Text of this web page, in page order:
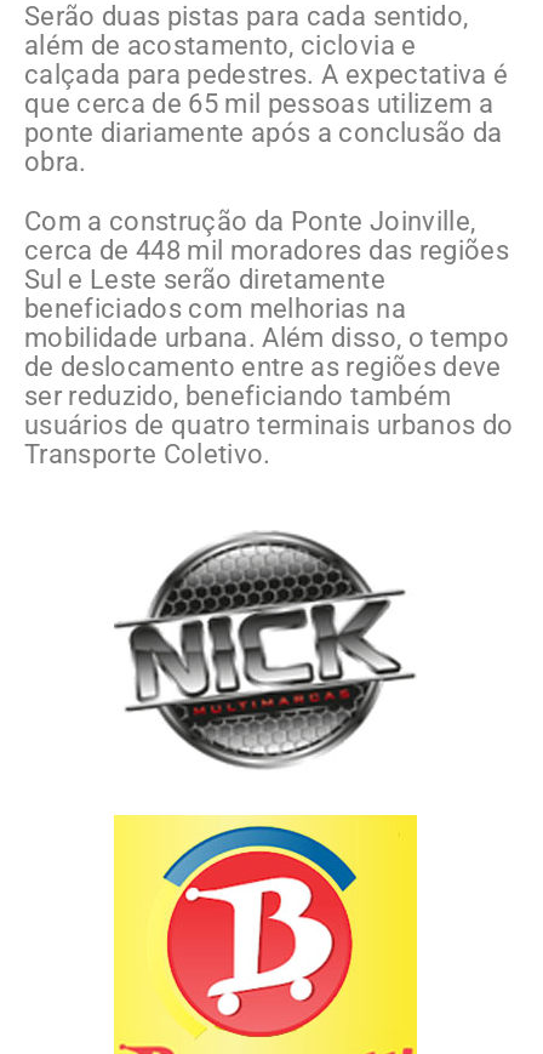
Serão duas pistas para cada sentido,
além de acostamento, ciclovia e
calçada para pedestres. A expectativa é
que cerca de 65 mil pessoas utilizem a
ponte diariamente após a conclusão da
obra.
Com a construção da Ponte Joinville,
cerca de 448 mil moradores das regiões
Sul e Leste serão diretamente
beneficiados com melhorias na
mobilidade urbana. Além disso, o tempo
de deslocamento entre as regiões deve
ser reduzido, beneficiando também
usuários de quatro terminais urbanos do
Transporte Coletivo.